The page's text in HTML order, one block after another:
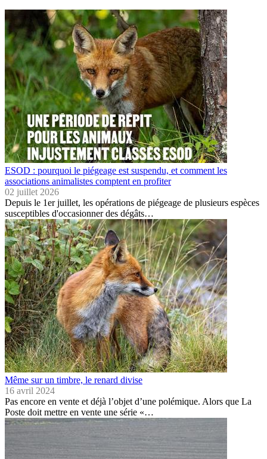
ESOD : pourquoi le piégeage est suspendu, et comment les
associations animalistes comptent en profiter
02 juillet 2026
Depuis le 1er juillet, les opérations de piégeage de plusieurs espèces
susceptibles d'occasionner des dégâts…
Même sur un timbre, le renard divise
16 avril 2024
Pas encore en vente et déjà l’objet d’une polémique. Alors que La
Poste doit mettre en vente une série «…